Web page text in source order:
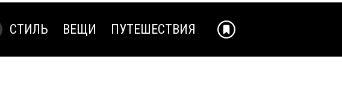
СТИЛЬ ВЕЩИ ПУТЕШЕСТВИЯ